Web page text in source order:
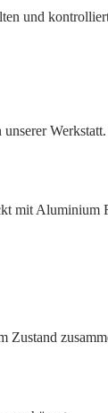
und
Werkstatt.
Zustand